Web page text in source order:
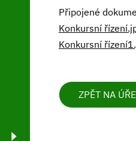
Připojené
Konkursní
Konkursní
ZPĚT NA